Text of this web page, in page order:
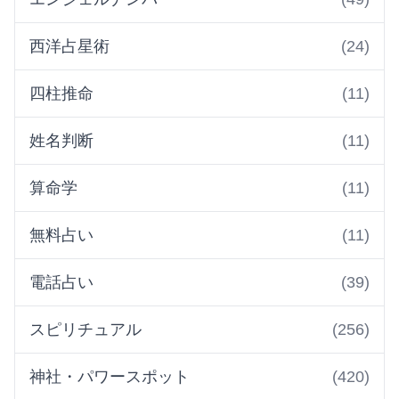
西洋占星術 (24)
四柱推命 (11)
姓名判断 (11)
算命学 (11)
無料占い (11)
電話占い (39)
スピリチュアル (256)
神社・パワースポット (420)